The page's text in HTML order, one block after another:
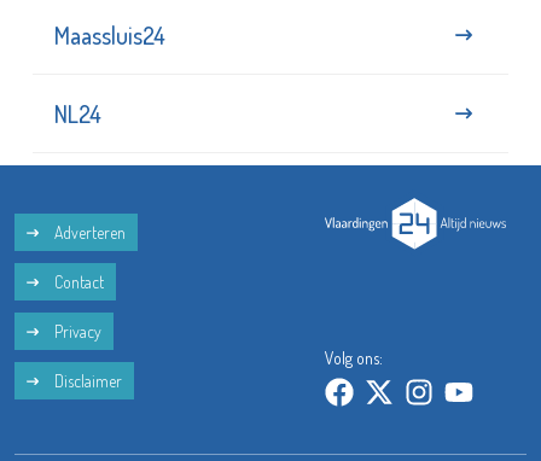
Maassluis24
NL24
Adverteren
Contact
Privacy
Disclaimer
Volg ons: